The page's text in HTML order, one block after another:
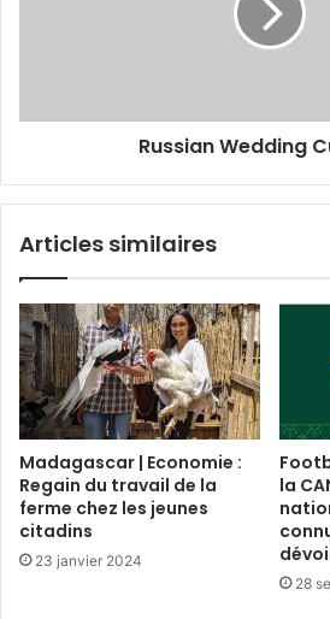
Russian Wedding
Articles similaires
Madagascar | Economie :
Regain du travail de la
ferme chez les jeunes
citadins
23 janvier 2024
la
28